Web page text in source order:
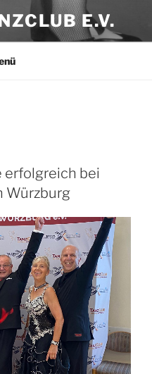
E.V.
erfolgreich bei
Würzburg